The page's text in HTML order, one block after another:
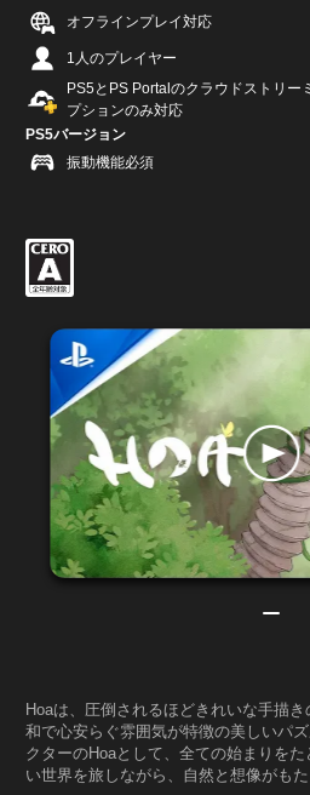
オフラインプレイ対応
1人のプレイヤー
PS5とPS Portalのクラウドストリー
プションのみ対応
PS5バージョン
振動機能必須
Hoaは、圧倒されるほどきれいな手描
和で心安らぐ雰囲気が特徴の美しいパ
クターのHoaとして、全ての始まりを
い世界を旅しながら、自然と想像がも